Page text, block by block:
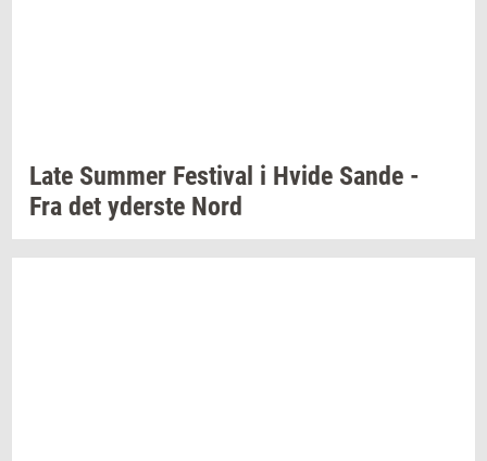
Late Sum­mer Festi­val i Hvide Sande -
Fra det yder­ste Nord